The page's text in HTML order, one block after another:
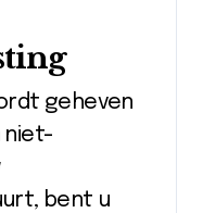
geheven
niet-
bent u